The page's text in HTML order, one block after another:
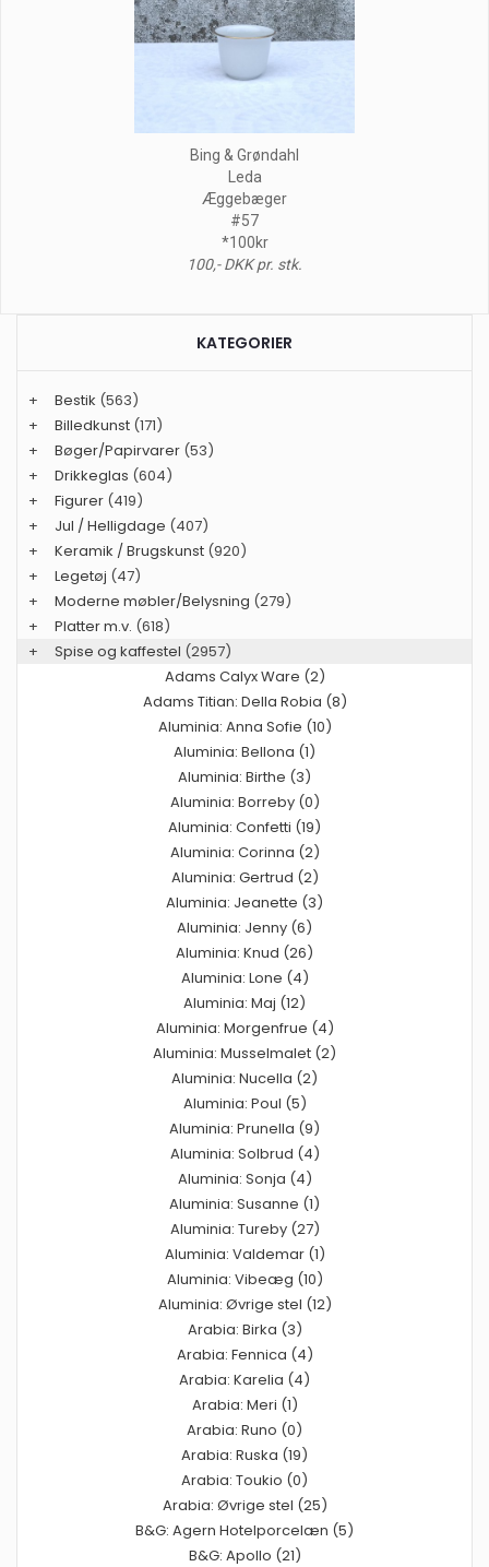
Bing & Grøndahl
Leda
Æggebæger
#57
*100kr
100,- DKK pr. stk.
KATEGORIER
+ Bestik (563)
+
Billedkunst (171)
+
Bøger/Papirvarer (53)
+
Drikkeglas (604)
+
Figurer (419)
+
Jul / Helligdage (407)
+
Keramik / Brugskunst (920)
+
Legetøj (47)
+
Moderne møbler/Belysning (279)
+
Platter m.v. (618)
+
Spise og kaffestel (2957)
Adams Calyx Ware (2)
Adams Titian: Della Robia (8)
Aluminia: Anna Sofie (10)
Aluminia: Bellona (1)
Aluminia: Birthe (3)
Aluminia: Borreby (0)
Aluminia: Confetti (19)
Aluminia: Corinna (2)
Aluminia: Gertrud (2)
Aluminia: Jeanette (3)
Aluminia: Jenny (6)
Aluminia: Knud (26)
Aluminia: Lone (4)
Aluminia: Maj (12)
Aluminia: Morgenfrue (4)
Aluminia: Musselmalet (2)
Aluminia: Nucella (2)
Aluminia: Poul (5)
Aluminia: Prunella (9)
Aluminia: Solbrud (4)
Aluminia: Sonja (4)
Aluminia: Susanne (1)
Aluminia: Tureby (27)
Aluminia: Valdemar (1)
Aluminia: Vibeæg (10)
Aluminia: Øvrige stel (12)
Arabia: Birka (3)
Arabia: Fennica (4)
Arabia: Karelia (4)
Arabia: Meri (1)
Arabia: Runo (0)
Arabia: Ruska (19)
Arabia: Toukio (0)
Arabia: Øvrige stel (25)
B&G: Agern Hotelporcelæn (5)
B&G: Apollo (21)